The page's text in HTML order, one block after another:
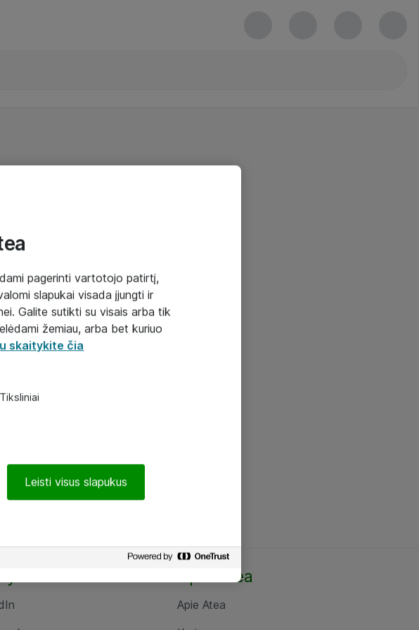
Apie Atea
Apie Atea
pagerinti vartotojo patirtį,
slapukai visada įjungti ir
Galite sutikti su visais arba tik
žemiau, arba bet kuriuo
skaitykite čia
Tiksliniai
Leisti visus slapukus